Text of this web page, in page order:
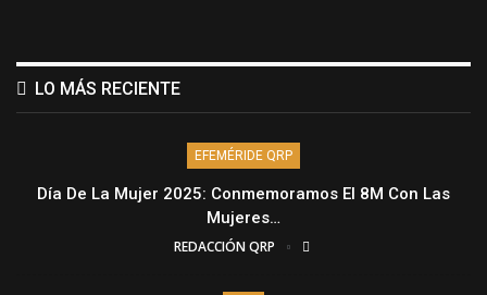
LO MÁS RECIENTE
EFEMÉRIDE QRP
Día De La Mujer 2025: Conmemoramos El 8M Con Las
Mujeres…
REDACCIÓN QRP